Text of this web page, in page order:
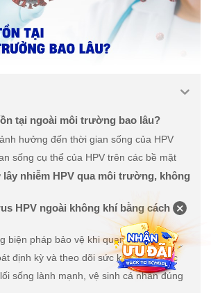
tại ngoài môi trường bao lâu?
hưởng đến thời gian sống của HPV
sống cụ thể của HPV trên các bề mặt
nhiễm HPV qua môi trường, không
HPV ngoài không khí bằng cách
biện pháp bảo vệ khi quan hệ tình dục
định kỳ và theo dõi sức khỏe sinh dục
sống lành mạnh, vệ sinh cá nhân đúng
×